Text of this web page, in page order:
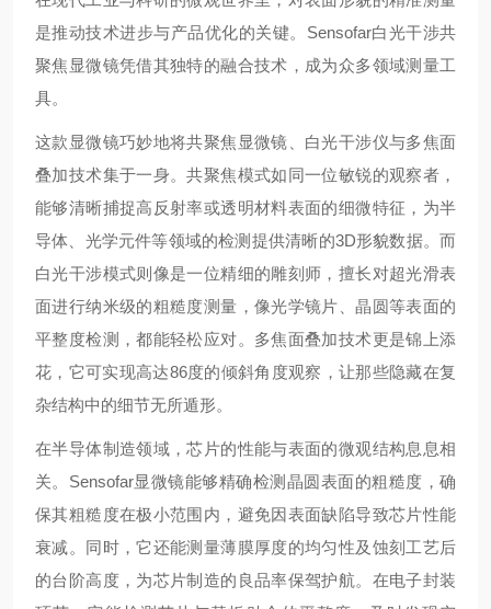
是推动技术进步与产品优化的关键。Sensofar白光干涉共
聚焦显微镜凭借其独特的融合技术，成为众多领域测量工
具。
这款显微镜巧妙地将共聚焦显微镜、白光干涉仪与多焦面
叠加技术集于一身。共聚焦模式如同一位敏锐的观察者，
能够清晰捕捉高反射率或透明材料表面的细微特征，为半
导体、光学元件等领域的检测提供清晰的3D形貌数据。而
白光干涉模式则像是一位精细的雕刻师，擅长对超光滑表
面进行纳米级的粗糙度测量，像光学镜片、晶圆等表面的
平整度检测，都能轻松应对。多焦面叠加技术更是锦上添
花，它可实现高达86度的倾斜角度观察，让那些隐藏在复
杂结构中的细节无所遁形。
在半导体制造领域，芯片的性能与表面的微观结构息息相
关。Sensofar显微镜能够精确检测晶圆表面的粗糙度，确
保其粗糙度在极小范围内，避免因表面缺陷导致芯片性能
衰减。同时，它还能测量薄膜厚度的均匀性及蚀刻工艺后
的台阶高度，为芯片制造的良品率保驾护航。在电子封装